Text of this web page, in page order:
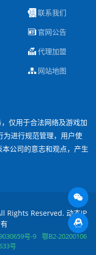
联系我们
官网公告
代理加盟
网站地图
仅用于合法网络及游戏加
为进行规范管理，用户使
公司的意志和观点，产生
Rights Reserved. 动态IP
号-9
鄂B2-20200106
号